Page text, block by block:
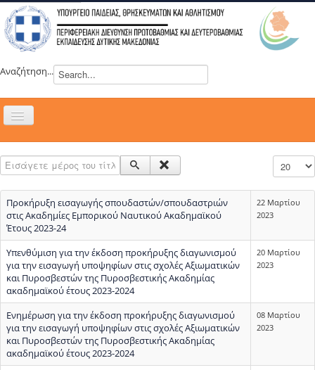
Αναζήτηση...
Εναλλαγή
ΝΕΑ
ΣΥΜΒΟΥΛΙΑ
ΕΥΡΩΠΑΪΚΑ ΠΡΟΓΡΑΜΜΑΤΑ
ΜΑΘΗΤΕΙΑ
ΔΡΑΣΕΙΣ
ΕΠΙΚΟΙΝΩΝΙΑ
ΕΞ ΑΠΟΣΤΑΣΕΩΣ ΕΚΠΑΙΔΕΥΣΗ
Εισάγετε μέρος του τίτλου.
Προκήρυξη εισαγωγής σπουδαστών/σπουδαστριών
στις Ακαδημίες Εμπορικού Ναυτικού Ακαδημαϊκού
Έτους 2023-24
22 Μαρτίου
2023
Υπενθύμιση για την έκδοση προκήρυξης διαγωνισμού
για την εισαγωγή υποψηφίων στις σχολές Αξιωματικών
και Πυροσβεστών της Πυροσβεστικής Ακαδημίας
ακαδημαϊκού έτους 2023-2024
20 Μαρτίου
2023
Ενημέρωση για την έκδοση προκήρυξης διαγωνισμού
για την εισαγωγή υποψηφίων στις σχολές Αξιωματικών
και Πυροσβεστών της Πυροσβεστικής Ακαδημίας
ακαδημαϊκού έτους 2023-2024
08 Μαρτίου
2023